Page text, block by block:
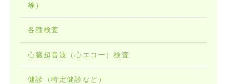
等）
各種検査
心臓超音波（心エコー）検査
健診（特定健診など）